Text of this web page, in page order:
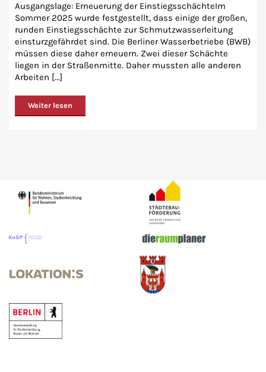
Ausgangslage: Erneuerung der EinstiegsschächteIm
Sommer 2025 wurde festgestellt, dass einige der großen,
runden Einstiegsschächte zur Schmutzwasserleitung
einsturzgefährdet sind. Die Berliner Wasserbetriebe (BWB)
müssen diese daher erneuern. Zwei dieser Schächte
liegen in der Straßenmitte. Daher mussten alle anderen
Arbeiten [...]
Weiter lesen